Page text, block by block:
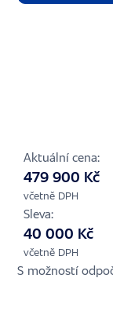
Aktuální cena:
479 900 Kč
včetně DPH
Sleva:
40 000 Kč
včetně DPH
S možností